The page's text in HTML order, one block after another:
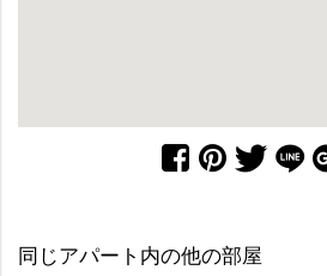
同じアパート内の他の部屋